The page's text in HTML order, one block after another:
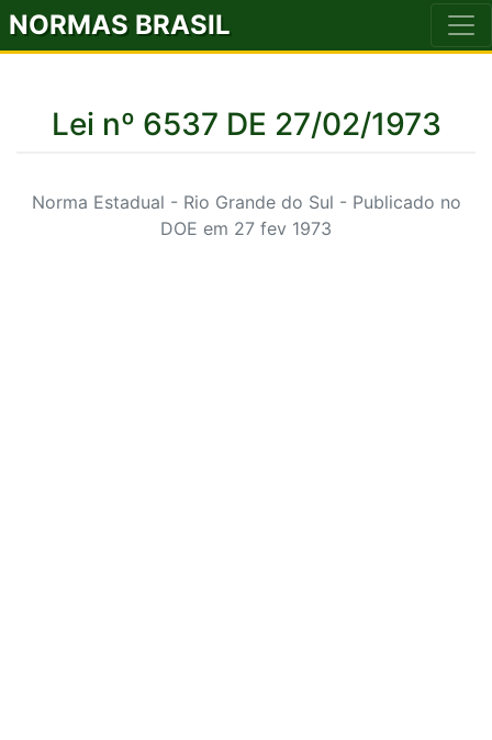
NORMAS BRASIL
Lei nº 6537 DE 27/02/1973
Norma Estadual - Rio Grande do Sul - Publicado no
DOE em 27 fev 1973